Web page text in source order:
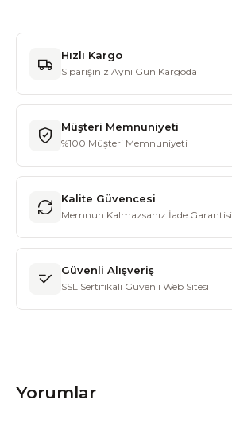
Hızlı Kargo
Siparişiniz Aynı Gün Kargoda
Müşteri Memnuniyeti
%100 Müşteri Memnuniyeti
Kalite Güvencesi
Memnun Kalmazsanız İade Garantisi
Güvenli Alışveriş
SSL Sertifikalı Güvenli Web Sitesi
Yorumlar